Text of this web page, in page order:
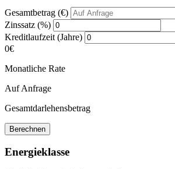
Gesamtbetrag (€)
Zinssatz (%)
Kreditlaufzeit (Jahre)
0€
Monatliche Rate
Auf Anfrage
Gesamtdarlehensbetrag
Berechnen
Energieklasse